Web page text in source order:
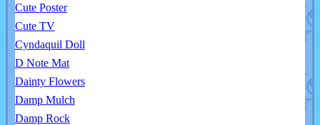
Cute Poster
Cute TV
Cyndaquil Doll
D Note Mat
Dainty Flowers
Damp Mulch
Damp Rock